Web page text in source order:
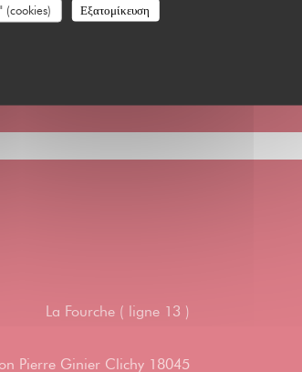
(cookies)
Εξατομίκευση
La Fourche ( ligne 13 )
Pierre Ginier Clichy 18045